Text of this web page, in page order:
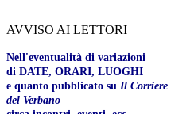
AVVISO AI LETTORI
Nell'eventualità di variazioni
di DATE, ORARI, LUOGHI
e quanto pubblicato su Il Corriere
del Verbano